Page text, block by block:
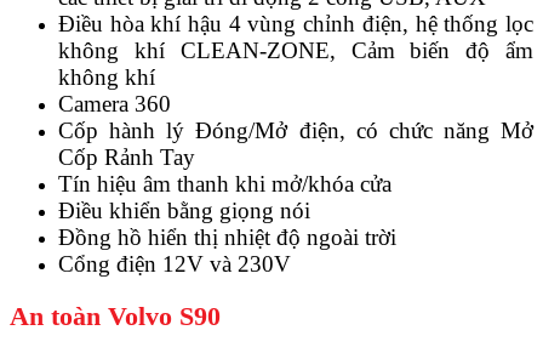
Điều hòa khí hậu 4 vùng chỉnh điện, hệ thống lọc
không khí CLEAN-ZONE, Cảm biến độ ẩm
không khí
Camera 360
Cốp hành lý Đóng/Mở điện, có chức năng Mở
Cốp Rảnh Tay
Tín hiệu âm thanh khi mở/khóa cửa
Điều khiển bằng giọng nói
Đồng hồ hiển thị nhiệt độ ngoài trời
Cổng điện 12V và 230V
An toàn Volvo S90